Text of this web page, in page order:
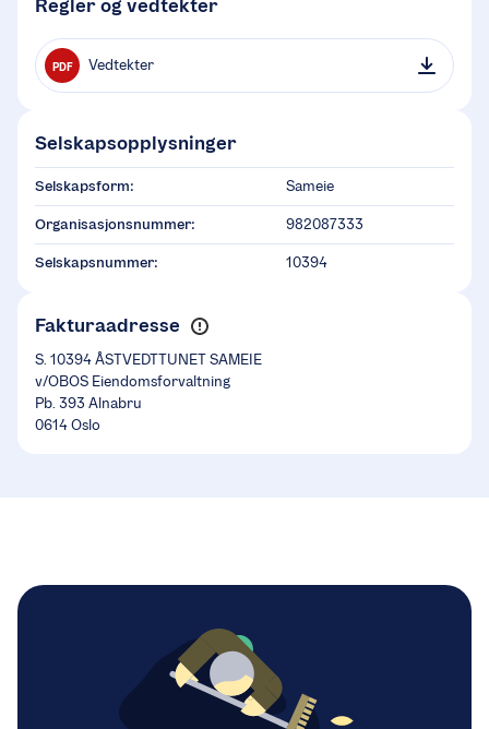
Regler og vedtekter
PDF Vedtekter
Selskapsopplysninger
Selskapsform: Sameie
Organisasjonsnummer: 982087333
Selskapsnummer: 10394
Fakturaadresse
S. 10394 ÅSTVEDTTUNET SAMEIE
v/OBOS Eiendomsforvaltning
Pb. 393 Alnabru
0614 Oslo